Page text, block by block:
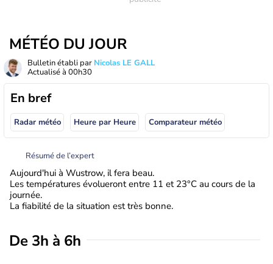
MÉTÉO DU JOUR
Bulletin établi par Nicolas LE GALL
Actualisé à 00h30
En bref
Radar météo Heure par Heure Comparateur météo
Résumé de l’expert
Aujourd'hui à Wustrow, il fera beau.
Les températures évolueront entre 11 et 23°C au cours de la
journée.
La fiabilité de la situation est très bonne.
De 3h à 6h